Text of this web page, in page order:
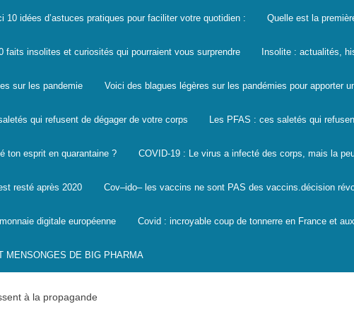
10 idées d’astuces pratiques pour faciliter votre quotidien : Quelle est la
faits insolites et curiosités qui pourraient vous surprendre Insolite : actualités,
sur les pandemie Voici des blagues légères sur les pandémies pour apporter
qui refusent de dégager de votre corps Les PFAS : ces saletés qui
ton esprit en quarantaine ? COVID-19 : Le virus a infecté des corps, mais la
resté après 2020 Cov–ido– les vaccins ne sont PAS des vaccins.décision
digitale européenne Covid : incroyable coup de tonnerre en France et
MENSONGES DE BIG PHARMA
à la propagande